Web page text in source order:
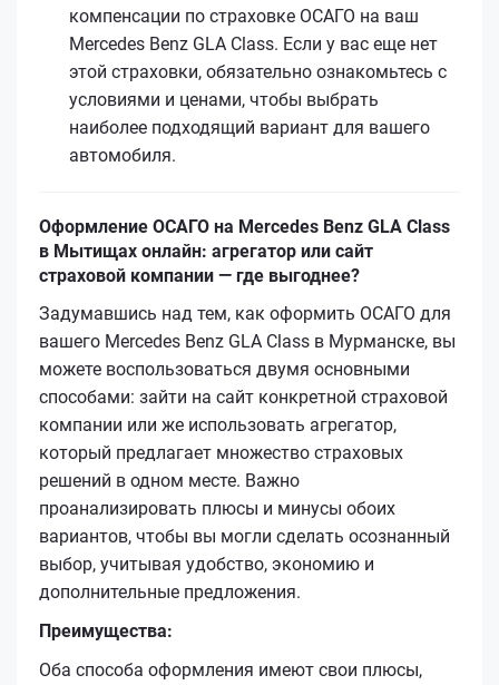
компенсации по страховке ОСАГО на ваш
Mercedes Benz GLA Class. Если у вас еще нет
этой страховки, обязательно ознакомьтесь с
условиями и ценами, чтобы выбрать
наиболее подходящий вариант для вашего
автомобиля.
Оформление ОСАГО на Mercedes Benz GLA Class
в Мытищах онлайн: агрегатор или сайт
страховой компании — где выгоднее?
Задумавшись над тем, как оформить ОСАГО для
вашего Mercedes Benz GLA Class в Мурманске, вы
можете воспользоваться двумя основными
способами: зайти на сайт конкретной страховой
компании или же использовать агрегатор,
который предлагает множество страховых
решений в одном месте. Важно
проанализировать плюсы и минусы обоих
вариантов, чтобы вы могли сделать осознанный
выбор, учитывая удобство, экономию и
дополнительные предложения.
Преимущества:
Оба способа оформления имеют свои плюсы,